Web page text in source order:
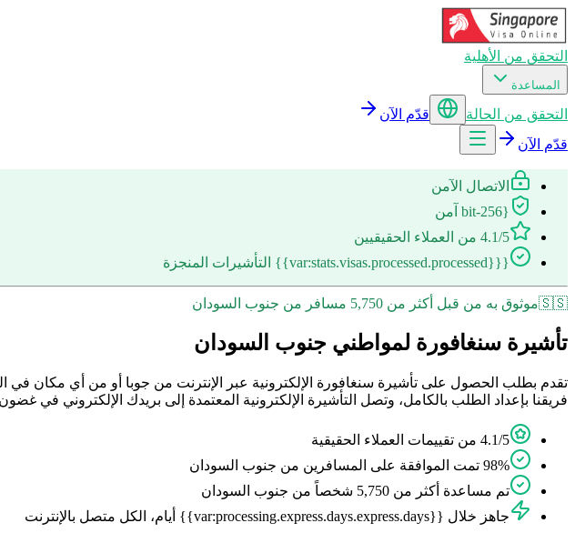
التحقق من الأهلية
المساعدة
التحقق من الحالة
قدّم الآن
قدّم الآن
الاتصال الآمن
{256-bit آمن
4.1/5 من العملاء الحقيقيين
{{{var:stats.visas.processed.processed}} التأشيرات المنجزة
🇸🇸موثوق به من قبل أكثر من 5,750 مسافر من جنوب السودان
تأشيرة سنغافورة لمواطني جنوب السودان
تقدم بطلب الحصول على تأشيرة سنغافورة الإلكترونية عبر الإنترنت من جوبا أو من أي مكان في
فريقنا بإعداد الطلب بالكامل، وتصل التأشيرة الإلكترونية المعتمدة إلى بريدك الإلكتروني في غضون 3 يوم عمل فقط. نحظى بثقة العائلات الجنوب سودانية.
4.1/5 من تقييمات العملاء الحقيقية
98% تمت الموافقة على المسافرين من جنوب السودان
تم مساعدة أكثر من 5,750 شخصاً من جنوب السودان
جاهز خلال {{var:processing.express.days.express.days}} أيام، الكل متصل بالإنترنت